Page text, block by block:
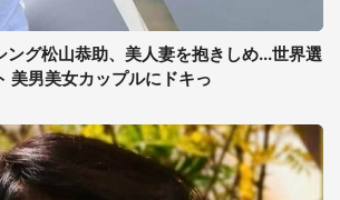
ング松山恭助、美人妻を抱きしめ...世界選
美男美女カップルにドキっ